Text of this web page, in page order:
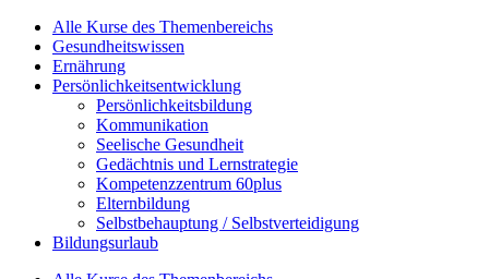
Alle Kurse des Themenbereichs
Gesundheitswissen
Ernährung
Persönlichkeitsentwicklung
Persönlichkeitsbildung
Kommunikation
Seelische Gesundheit
Gedächtnis und Lernstrategie
Kompetenzzentrum 60plus
Elternbildung
Selbstbehauptung / Selbstverteidigung
Bildungsurlaub